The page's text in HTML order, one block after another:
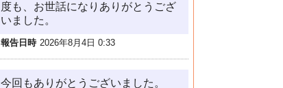
度も、お世話になりありがとうござ
いました。
報告日時 2026年8月4日 0:33
今回もありがとうございました。